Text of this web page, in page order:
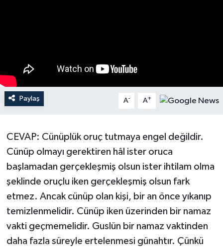
Paylaş A- A+
CEVAP: Cünüplük oruç tutmaya engel değildir.
Cünüp olmayı gerektiren hâl ister oruca
başlamadan gerçekleşmiş olsun ister ihtilam olma
şeklinde oruçlu iken gerçekleşmiş olsun fark
etmez. Ancak cünüp olan kişi, bir an önce yıkanıp
temizlenmelidir. Cünüp iken üzerinden bir namaz
vakti geçmemelidir. Guslün bir namaz vaktinden
daha fazla süreyle ertelenmesi günahtır. Çünkü
Aydın Müftülüğü
Balıkesir Müftülüğü
Batman Müftülüğü
Bayburt Müftülüğü
Bilecik Müftülüğü
Bitlis Müftülüğü
Mukabele
Peygamberimizin Hayatı
Sahabeler
Zekat
DİYANET GENÇLİK
DİYANET RADYO/TV
Eğitim
Kültür-Sanat
Sağlık